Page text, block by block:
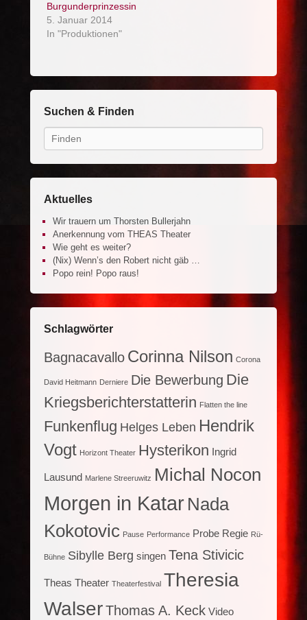
Burgunderprinzessin
5. Januar 2014
In "Produktionen"
Suchen & Finden
Search
Aktuelles
Wir trauern um Thorsten Bullerjahn
Anerkennung vom THEAS Theater
Wie geht es weiter?
(Nix) Wenn’s den Robert nicht gäb …
Popo rein! Popo raus!
Schlagwörter
Bagnacavallo Corinna Nilson Corona
David Heitmann Derniere Die Bewerbung Die
Kriegsberichterstatterin Flatten the line
Funkenflug Helges Leben Hendrik
Vogt Horizont Theater Hysterikon Ingrid
Lausund Marlene Streeruwitz Michal Nocon
Morgen in Katar Nada
Kokotovic Pause Performance Probe Regie Rü-
Bühne Sibylle Berg singen Tena Stivicic
Theas Theater Theaterfestival Theresia
WalserThomas A. Keck Video